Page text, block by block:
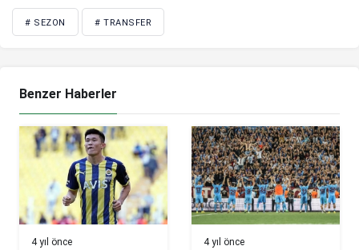
# SEZON # TRANSFER
Benzer Haberler
4 yıl önce 4 yıl önce